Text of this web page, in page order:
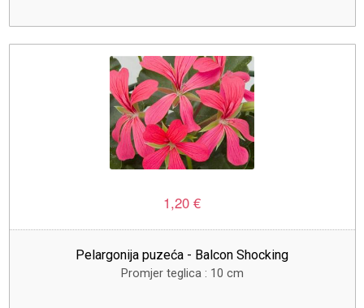
1,20 €
Pelargonija puzeća - Balcon Shocking
Promjer teglica : 10 cm